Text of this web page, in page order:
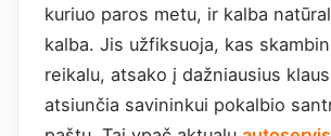
kuriuo paros metu, ir kalba
kalba. Jis užfiksuoja, kas
reikalu, atsako į dažniausius
atsiunčia savininkui pokalbio